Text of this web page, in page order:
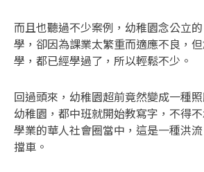
而且也聽過不少案例，幼稚園念公立
學，卻因為課業太繁重而適應不良，
學，都已經學過了，所以輕鬆不少。
回過頭來，幼稚園超前竟然變成一種
幼稚園，都中班就開始教寫字，不得
學業的華人社會圈當中，這是一種洪
擋車。